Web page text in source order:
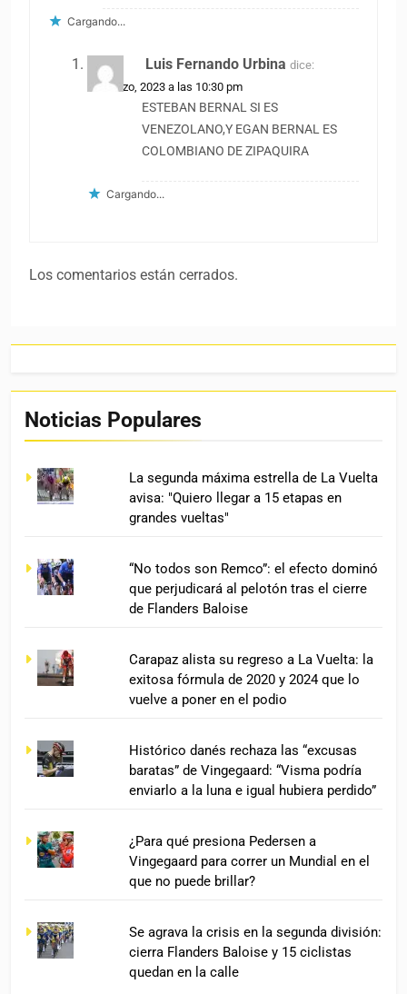
Cargando...
Luis Fernando Urbina dice:
20 marzo, 2023 a las 10:30 pm
ESTEBAN BERNAL SI ES
VENEZOLANO,Y EGAN BERNAL ES
COLOMBIANO DE ZIPAQUIRA
Cargando...
Los comentarios están cerrados.
Noticias Populares
La segunda máxima estrella de La Vuelta
avisa: "Quiero llegar a 15 etapas en
grandes vueltas"
“No todos son Remco”: el efecto dominó
que perjudicará al pelotón tras el cierre
de Flanders Baloise
Carapaz alista su regreso a La Vuelta: la
exitosa fórmula de 2020 y 2024 que lo
vuelve a poner en el podio
Histórico danés rechaza las “excusas
baratas” de Vingegaard: “Visma podría
enviarlo a la luna e igual hubiera perdido”
¿Para qué presiona Pedersen a
Vingegaard para correr un Mundial en el
que no puede brillar?
Se agrava la crisis en la segunda división:
cierra Flanders Baloise y 15 ciclistas
quedan en la calle